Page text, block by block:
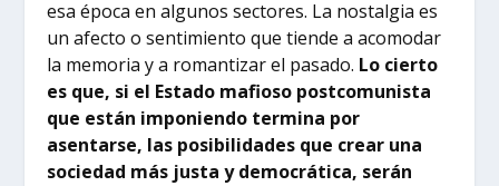
esa época en algunos sectores. La nostalgia es
un afecto o sentimiento que tiende a acomodar
la memoria y a romantizar el pasado. Lo cierto
es que, si el Estado mafioso postcomunista
que están imponiendo termina por
asentarse, las posibilidades que crear una
sociedad más justa y democrática, serán